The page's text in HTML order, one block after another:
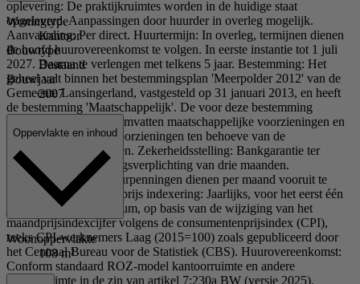
oplevering: De praktijkruimtes worden in de huidige staat
opgeleverd. Aanpassingen door huurder in overleg mogelijk.
Aanvaarding: Per direct. Huurtermijn: In overleg, termijnen dienen
de hoofd huurovereenkomst te volgen. In eerste instantie tot 1 juli
2027. Daarna te verlengen met telkens 5 jaar. Bestemming: Het
geheel valt binnen het bestemmingsplan 'Meerpolder 2012' van de
Gemeente Lansingerland, vastgesteld op 31 januari 2013, en heeft
de bestemming 'Maatschappelijk'. De voor deze bestemming
aangewezen gronden omvatten maatschappelijke voorzieningen en
gemeenschappelijke voorzieningen ten behoeve van de
bovengelegen woningen. Zekerheidsstelling: Bankgarantie ter
grootte van een betalingsverplichting van drie maanden.
Betalingswijze: De huurpenningen dienen per maand vooruit te
worden voldaan. Huurprijs indexering: Jaarlijks, voor het eerst één
jaar na huuringangsdatum, op basis van de wijziging van het
maandprijsindexcijfer volgens de consumentenprijsindex (CPI),
reeks CPI-werknemers Laag (2015=100) zoals gepubliceerd door
het Centraal Bureau voor de Statistiek (CBS). Huurovereenkomst:
Conform standaard ROZ-model kantoorruimte en andere
bedrijfsruimte in de zin van artikel 7:230a BW (versie 2025).
Woningtype
Kantoor
Bouwtype
Bestaand
Bouwjaar
2007
Oppervlakte en inhoud
Woonoppervlakte
108 m²